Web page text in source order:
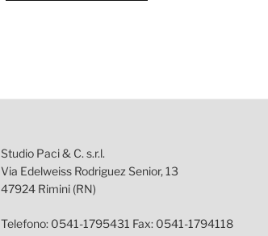
Studio Paci & C. s.r.l.
Via Edelweiss Rodriguez Senior, 13
47924 Rimini (RN)
Telefono: 0541-1795431 Fax: 0541-1794118